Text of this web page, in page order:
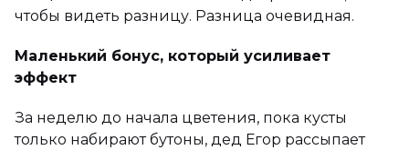
чтобы видеть разницу. Разница очевидная.
Маленький бонус, который усиливает
эффект
За неделю до начала цветения, пока кусты
только набирают бутоны, дед Егор рассыпает